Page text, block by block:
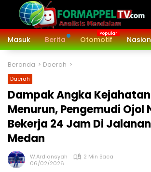
Langsung
konten
Masuk
Berita Otomotif
Beranda Daerah
Daerah
Dampak Angka
Menurun, Pengemudi Ojol
Bekerja 24 Jam Di
Medan ‎
W.Ardiansyah
2 Min Baca
06/02/2026